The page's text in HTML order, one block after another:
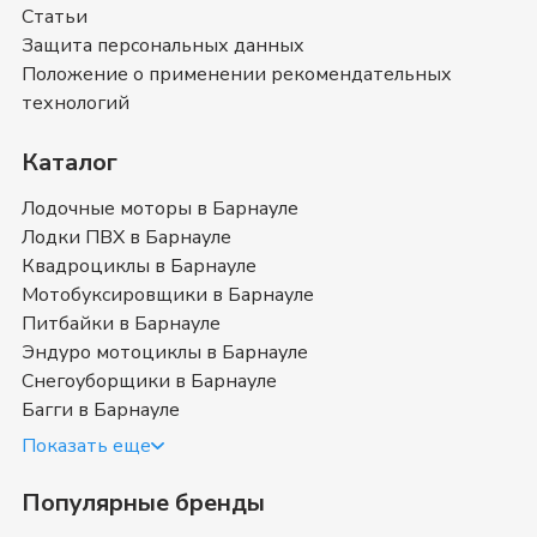
Также вы можете ознакомиться с отзывами
покупателей наЛодочные моторы Jet Marine
оставить свой отзыв.
Лодочные моторы Jet Marine- магазин в
Барнауле
Позвоните нам по телефону магазина в
удовольствием ответим на все интересующие
вопросы о покупке товаров в категории
моторы Jet Marine. Быстрая доставка в
Алтайский крайи в любой город России.
Какой купить лодочный мотор
Джет Марин — советы для
будущих владельцев
Независимо от того, новичок вы или опытный в
Статьи
Защита персональных данных
Положение о применении рекомендательных
технологий
Каталог
Лодочные моторы в Барнауле
Лодки ПВХ в Барнауле
Квадроциклы в Барнауле
Мотобуксировщики в Барнауле
Питбайки в Барнауле
Эндуро мотоциклы в Барнауле
Снегоуборщики в Барнауле
Багги в Барнауле
Показать еще
Популярные бренды